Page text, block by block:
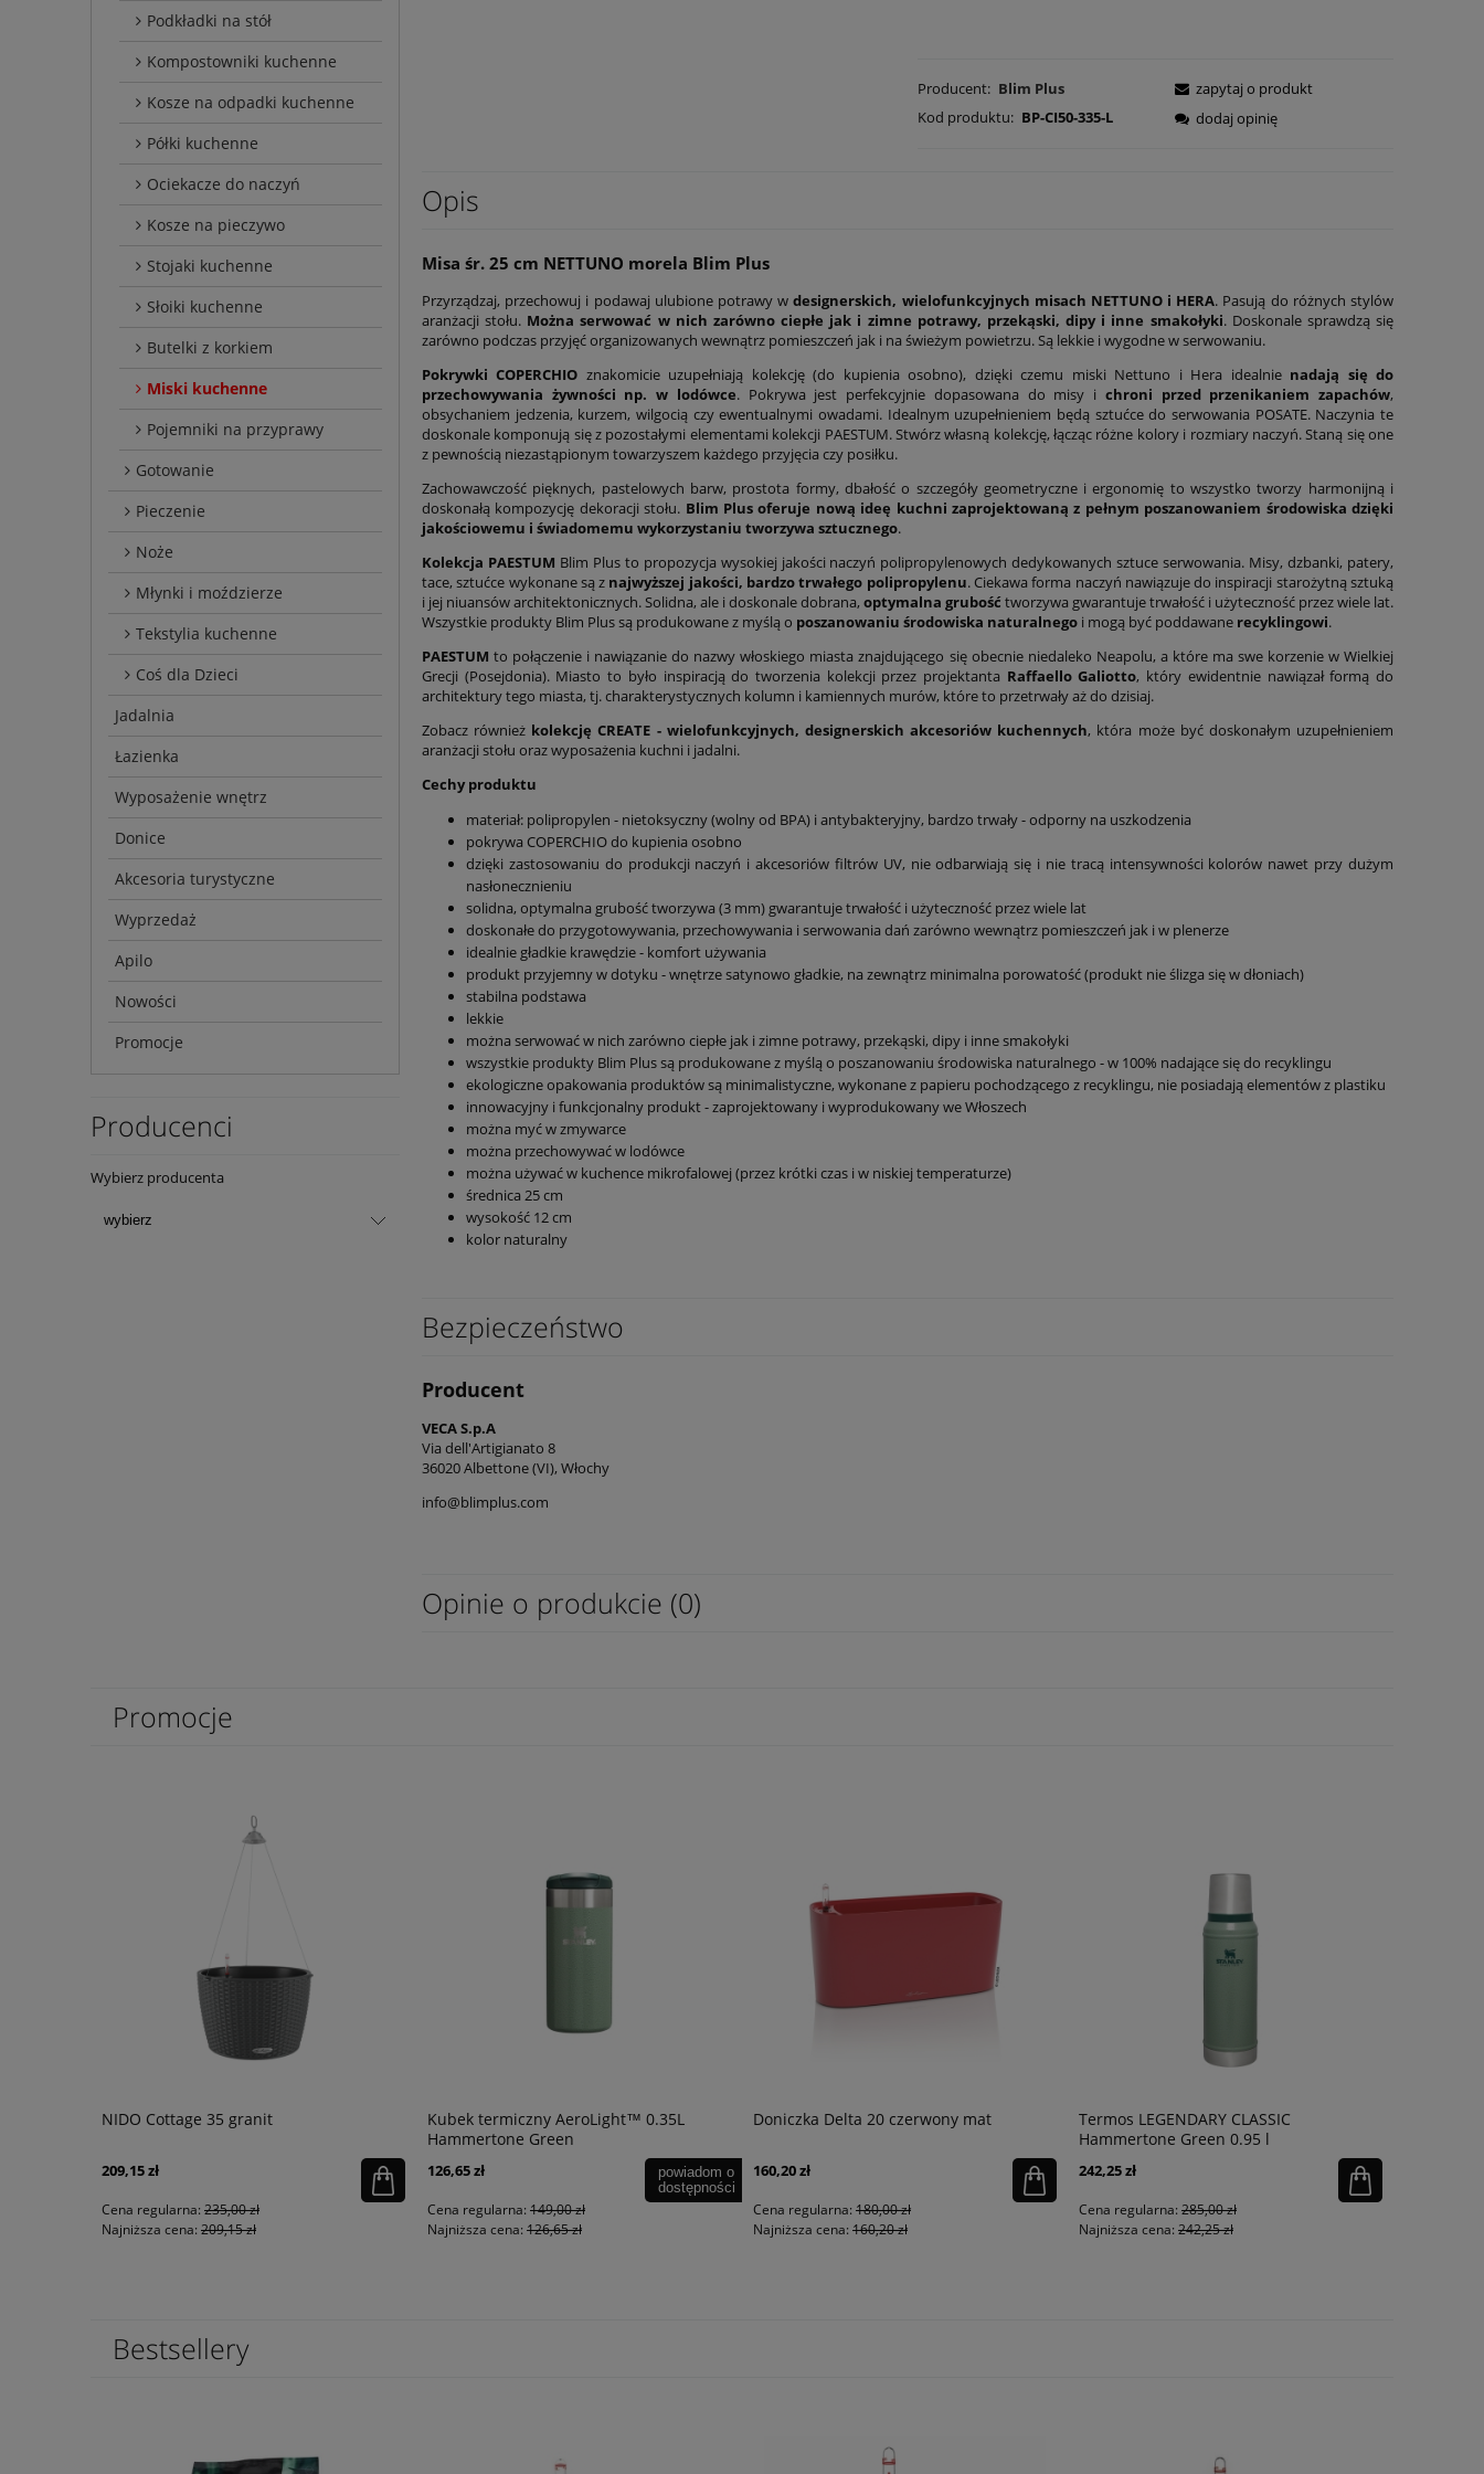
Podkładki na stół
Kompostowniki kuchenne
Kosze na odpadki kuchenne
Półki kuchenne
Ociekacze do naczyń
Kosze na pieczywo
Stojaki kuchenne
Słoiki kuchenne
Butelki z korkiem
Miski kuchenne
Pojemniki na przyprawy
Gotowanie
Pieczenie
Noże
Młynki i moździerze
Tekstylia kuchenne
Coś dla Dzieci
Jadalnia
Łazienka
Wyposażenie wnętrz
Donice
Akcesoria turystyczne
Wyprzedaż
Apilo
Nowości
Promocje
Producenci
Wybierz producenta
Producent: Blim Plus
Kod produktu: BP-CI50-335-L
zapytaj o produkt
dodaj opinię
Opis
Misa śr. 25 cm NETTUNO morela Blim Plus
Przyrządzaj, przechowuj i podawaj ulubione potrawy wdesignerskich, wielofunkcyjnych misach NETTUNO i HERA. Pasują do różnych stylów
aranżacji stołu. Można serwować w nich zarówno ciepłe jak i zimne potrawy, przekąski, dipy i inne smakołyki. Doskonale sprawdzą się
zarówno podczas przyjęć organizowanych wewnątrz pomieszczeń jak i na świeżym powietrzu. Są lekkie i wygodne w serwowaniu.
Pokrywki COPERCHIO znakomicie uzupełniają kolekcję (do kupienia osobno), dzięki czemu miski Nettuno i Hera idealnie nadają się do
przechowywania żywności np. w lodówce. Pokrywa jest perfekcyjnie dopasowana do misy i chroni przed przenikaniem zapachów,
obsychaniem jedzenia, kurzem, wilgocią czy ewentualnymi owadami. Idealnym uzupełnieniem będą sztućce do serwowania POSATE. Naczynia te
doskonale komponują się z pozostałymi elementami kolekcji PAESTUM. Stwórz własną kolekcję, łącząc różne kolory i rozmiary naczyń. Staną się one
z pewnością niezastąpionym towarzyszem każdego przyjęcia czy posiłku.
Zachowawczość pięknych, pastelowych barw, prostota formy, dbałość o szczegóły geometryczne i ergonomię to wszystko tworzy harmonijną i
doskonałą kompozycję dekoracji stołu. Blim Plus oferuje nową ideę kuchni zaprojektowaną z pełnym poszanowaniem środowiska dzięki
jakościowemu i świadomemu wykorzystaniu tworzywa sztucznego.
Kolekcja PAESTUM Blim Plus to propozycja wysokiej jakości naczyń polipropylenowych dedykowanych sztuce serwowania. Misy, dzbanki, patery,
tace, sztućce wykonane są z najwyższej jakości, bardzo trwałego polipropylenu. Ciekawa forma naczyń nawiązuje do inspiracji starożytną sztuką
i jej niuansów architektonicznych. Solidna, ale i doskonale dobrana, optymalna grubość tworzywa gwarantuje trwałość i użyteczność przez wiele lat.
Wszystkie produkty Blim Plus są produkowane z myślą o poszanowaniu środowiska naturalnego i mogą być poddawane recyklingowi.
PAESTUM to połączenie i nawiązanie do nazwy włoskiego miasta znajdującego się obecnie niedaleko Neapolu, a które ma swe korzenie w Wielkiej
Grecji (Posejdonia). Miasto to było inspiracją do tworzenia kolekcji przez projektanta Raffaello Galiotto, który ewidentnie nawiązał formą do
architektury tego miasta, tj. charakterystycznych kolumn i kamiennych murów, które to przetrwały aż do dzisiaj.
Zobacz również kolekcję CREATE - wielofunkcyjnych, designerskich akcesoriów kuchennych, która może być doskonałym uzupełnieniem
aranżacji stołu oraz wyposażenia kuchni i jadalni.
Cechy produktu
materiał: polipropylen - nietoksyczny (wolny od BPA) i antybakteryjny, bardzo trwały - odporny na uszkodzenia
pokrywa COPERCHIO do kupienia osobno
dzięki zastosowaniu do produkcji naczyń i akcesoriów filtrów UV, nie odbarwiają się i nie tracą intensywności kolorów nawet przy dużym
nasłonecznieniu
solidna, optymalna grubość tworzywa (3 mm) gwarantuje trwałość i użyteczność przez wiele lat
doskonałe do przygotowywania, przechowywania i serwowania dań zarówno wewnątrz pomieszczeń jak i w plenerze
idealnie gładkie krawędzie - komfort używania
produkt przyjemny w dotyku - wnętrze satynowo gładkie, na zewnątrz minimalna porowatość (produkt nie ślizga się w dłoniach)
stabilna podstawa
lekkie
można serwować w nich zarówno ciepłe jak i zimne potrawy, przekąski, dipy i inne smakołyki
wszystkie produkty Blim Plus są produkowane z myślą o poszanowaniu środowiska naturalnego - w 100% nadające się do recyklingu
ekologiczne opakowania produktów są minimalistyczne, wykonane z papieru pochodzącego z recyklingu, nie posiadają elementów z plastiku
innowacyjny i funkcjonalny produkt - zaprojektowany i wyprodukowany we Włoszech
można myć w zmywarce
można przechowywać w lodówce
można używać w kuchence mikrofalowej (przez krótki czas i w niskiej temperaturze)
średnica 25 cm
wysokość 12 cm
kolor naturalny
Bezpieczeństwo
Producent
VECA S.p.A
Via dell'Artigianato 8
36020 Albettone (VI), Włochy
info@blimplus.com
Opinie o produkcie (0)
Promocje
NIDO Cottage 35 granit
209,15 zł
Cena regularna: 235,00 zł
Najniższa cena: 209,15 zł
Kubek termiczny AeroLight™ 0.35L
Hammertone Green
126,65 zł
Cena regularna: 149,00 zł
Najniższa cena: 126,65 zł
powiadom o
dostępności
Doniczka Delta 20 czerwony mat
160,20 zł
Cena regularna: 180,00 zł
Najniższa cena: 160,20 zł
Termos LEGENDARY CLASSIC
Hammertone Green 0.95 l
242,25 zł
Cena regularna: 285,00 zł
Najniższa cena: 242,25 zł
Bestsellery